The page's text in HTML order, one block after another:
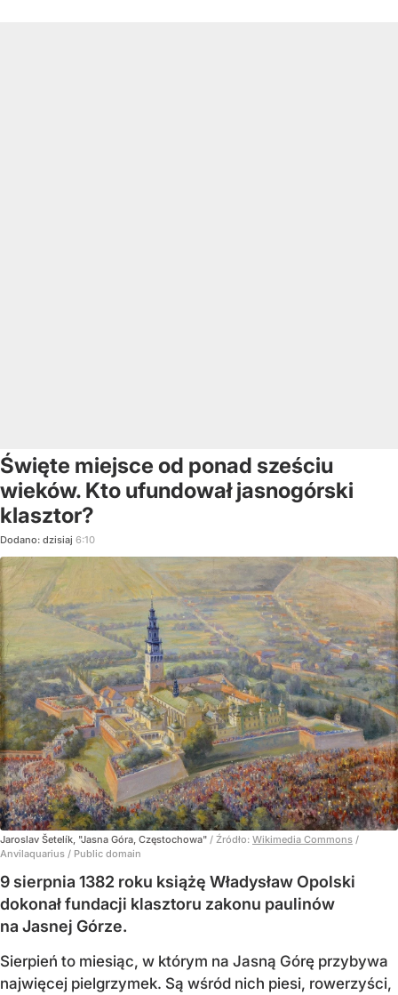
Święte miejsce od ponad sześciu
wieków. Kto ufundował jasnogórski
klasztor?
Dodano: dzisiaj 6:10
Jaroslav Šetelík, "Jasna Góra, Częstochowa" / Źródło: Wikimedia Commons /
Anvilaquarius / Public domain
9 sierpnia 1382 roku książę Władysław Opolski
dokonał fundacji klasztoru zakonu paulinów
na Jasnej Górze.
Sierpień to miesiąc, w którym na Jasną Górę przybywa
najwięcej pielgrzymek. Są wśród nich piesi, rowerzyści,